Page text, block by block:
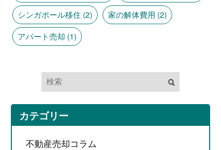
シンガポール移住 (2) 家の解体費用 (2)
アパート売却 (1)
カテゴリー
不動産売却コラム